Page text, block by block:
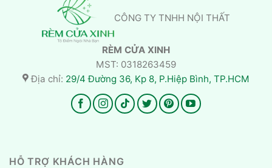
CÔNG TY TNHH NỘI THẤT
RÈM CỬA XINH
MST: 0318263459
Địa chỉ: 29/4 Đường 36, Kp 8, P.Hiệp Bình, TP.HCM
HỖ TRỢ KHÁCH HÀNG